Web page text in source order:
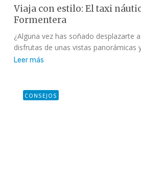
Viaja con estilo: El taxi
Formentera
¿Alguna vez has soñado desplazarte
disfrutas de unas vistas panorámicas
Leer más
CONSEJOS